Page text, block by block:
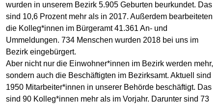
wurden in unserem Bezirk 5.905 Geburten beurkundet. Das
sind 10,6 Prozent mehr als in 2017. Außerdem bearbeiteten
die Kolleg*innen im Bürgeramt 41.361 An- und
Ummeldungen. 734 Menschen wurden 2018 bei uns im
Bezirk eingebürgert.
Aber nicht nur die Einwohner*innen im Bezirk werden mehr,
sondern auch die Beschäftigten im Bezirksamt. Aktuell sind
1950 Mitarbeiter*innen in unserer Behörde beschäftigt. Das
sind 90 Kolleg*innen mehr als im Vorjahr. Darunter sind 73